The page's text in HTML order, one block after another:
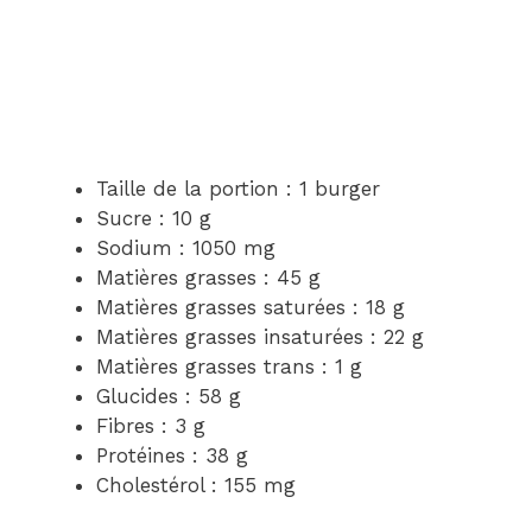
Taille de la portion : 1 burger
Sucre : 10 g
Sodium : 1050 mg
Matières grasses : 45 g
Matières grasses saturées : 18 g
Matières grasses insaturées : 22 g
Matières grasses trans : 1 g
Glucides : 58 g
Fibres : 3 g
Protéines : 38 g
Cholestérol : 155 mg